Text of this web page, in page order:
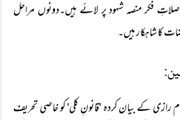
فکر منصہ شہود پر لائے ہیں۔دونوں مراحل
کا شاہکار ہیں۔
رازی کے بیان کردہ 'قانونِ کلی' کو خاصی تحریف